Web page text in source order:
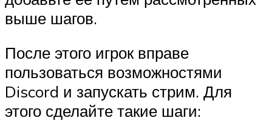
выше шагов.
После этого игрок вправе
пользоваться возможностями
Discord и запускать стрим. Для
этого сделайте такие шаги: